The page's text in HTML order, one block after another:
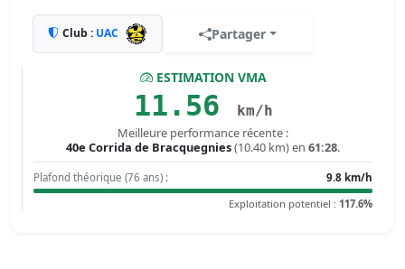
Club : UAC Partager
ESTIMATION VMA
11.56 km/h
Meilleure performance récente :
40e Corrida de Bracquegnies(10.40 km) en 61:28.
Plafond théorique (76 ans) :
9.8 km/h
Exploitation potentiel : 117.6%